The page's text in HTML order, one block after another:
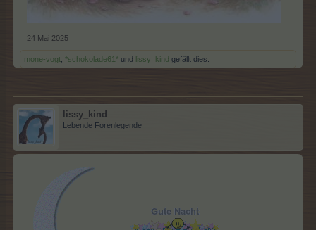
24 Mai 2025
mone-vogt, *schokolade61* und lissy_kind gefällt dies.
lissy_kind
Lebende Forenlegende